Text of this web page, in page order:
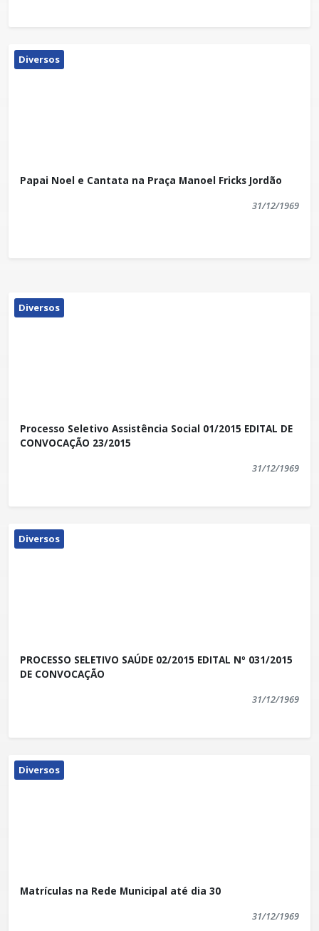
Diversos
Papai Noel e Cantata na Praça Manoel Fricks Jordão
31/12/1969
Diversos
Processo Seletivo Assistência Social 01/2015 EDITAL DE
CONVOCAÇÃO 23/2015
31/12/1969
Diversos
PROCESSO SELETIVO SAÚDE 02/2015 EDITAL Nº 031/2015
DE CONVOCAÇÃO
31/12/1969
Diversos
Matrículas na Rede Municipal até dia 30
31/12/1969